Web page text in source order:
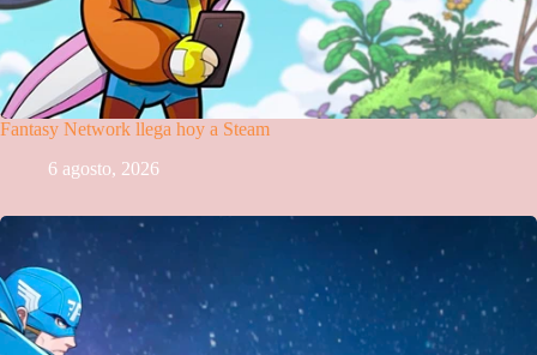
Fantasy Network llega hoy a Steam
6 agosto, 2026